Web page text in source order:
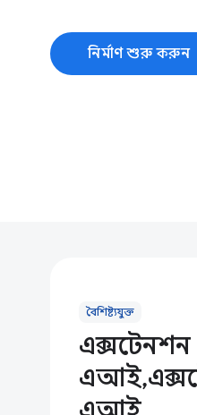
নির্মাণ শুরু করুন
বৈশিষ্ট্যযুক্ত